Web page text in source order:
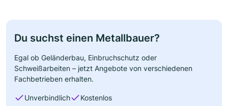
Du suchst einen Metallbauer?
Egal ob Geländerbau, Einbruchschutz oder
Schweißarbeiten – jetzt Angebote von verschiedenen
Fachbetrieben erhalten.
Unverbindlich Kostenlos